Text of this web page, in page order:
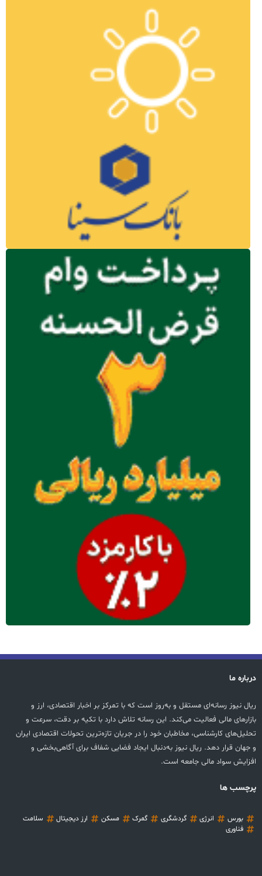
درباره ما
ریال نیوز رسانه‌ای مستقل و به‌روز است که با تمرکز بر اخبار اقتصادی، ارز و
بازارهای مالی فعالیت می‌کند. این رسانه تلاش دارد با تکیه بر دقت، سرعت و
تحلیل‌های کارشناسی، مخاطبان خود را در جریان تازه‌ترین تحولات اقتصادی ایران
و جهان قرار دهد. ریال نیوز به‌دنبال ایجاد فضایی شفاف برای آگاهی‌بخشی و
افزایش سواد مالی جامعه است.
پرچسب ها
بورس انرژی گردشگری گمرک مسکن ارز دیجیتال
سلامت
فناوری